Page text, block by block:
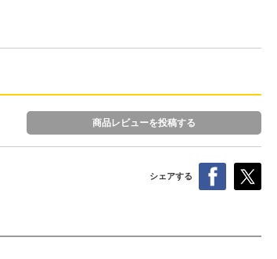
商品レビューを投稿する
シェアする